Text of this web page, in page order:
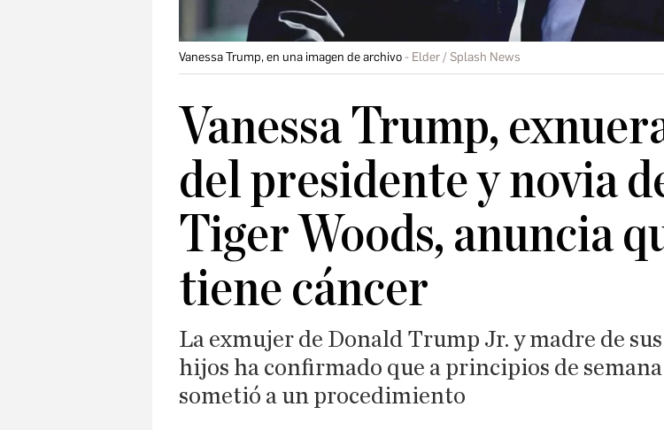
Vanessa Trump, en una imagen de archivo Elder / Splash News
Vanessa Trump,
del presidente y novia
Tiger Woods, anuncia
tiene cáncer
La exmujer de Donald Trump Jr. y madre de
hijos ha confirmado que a principios de semana
sometió a un procedimiento